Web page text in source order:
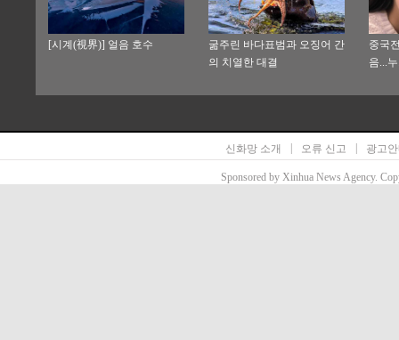
[시계(視界)] 얼음 호수
굶주린 바다표범과 오징어 간
의 치열한 대결
중국
음...